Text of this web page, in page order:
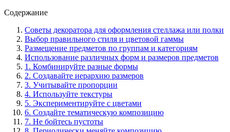
Содержание
Советы декоратора для оформления стеллажа или полки
Выбор правильного стиля и цветовой гаммы
Размещение предметов по группам и категориям
Использование различных форм и размеров предметов
1. Комбинируйте разные формы
2. Создавайте иерархию размеров
3. Учитывайте пропорции
4. Используйте текстуры
5. Экспериментируйте с цветами
6. Создайте тематическую композицию
7. Не бойтесь пустоты